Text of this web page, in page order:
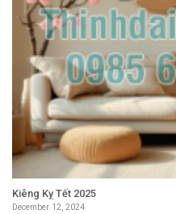
Kiêng Kỵ Tết 2025
December 12, 2024